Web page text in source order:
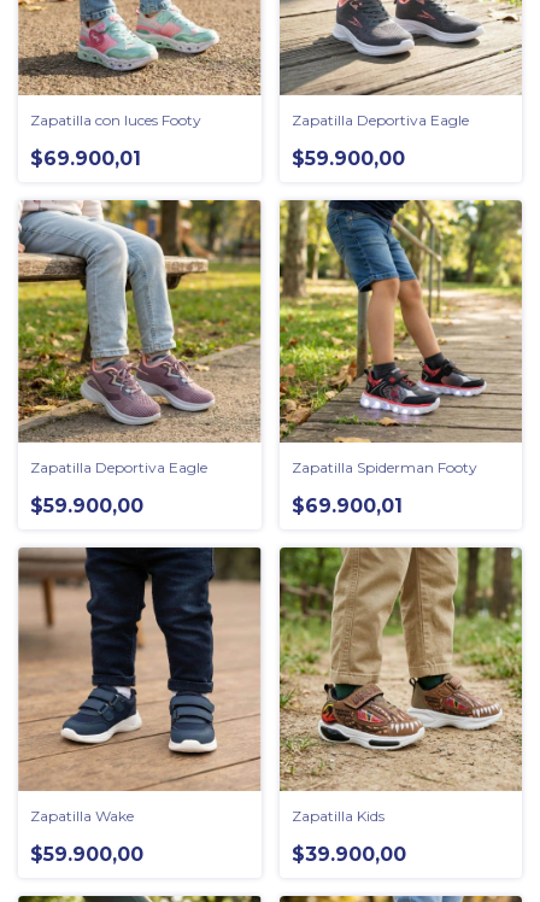
Zapatilla con luces Footy
$69.900,01
Zapatilla Deportiva Eagle
$59.900,00
Zapatilla Deportiva Eagle
$59.900,00
Zapatilla Spiderman Footy
$69.900,01
Zapatilla Wake
$59.900,00
Zapatilla Kids
$39.900,00